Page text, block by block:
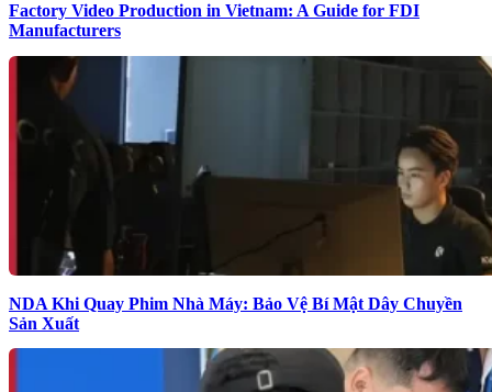
Factory Video Production in Vietnam: A Guide for FDI
Manufacturers
NDA Khi Quay Phim Nhà Máy: Bảo Vệ Bí Mật Dây Chuyền
Sản Xuất